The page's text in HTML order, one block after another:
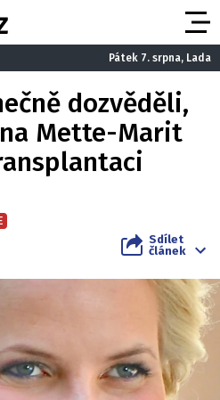
Pátek 7. srpna, Lada
dozvěděli,
Mette-Marit
Sdílet
článek